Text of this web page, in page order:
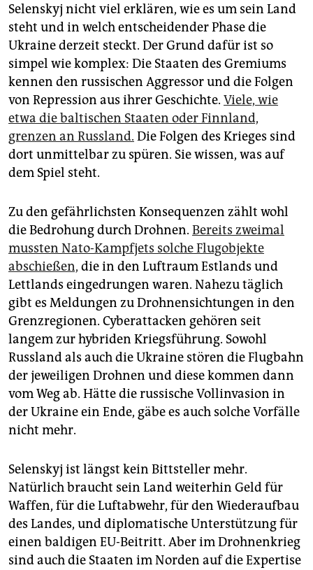
Selenskyj nicht viel erklären, wie es um sein Land
steht und in welch entscheidender Phase die
Ukraine derzeit steckt. Der Grund dafür ist so
simpel wie komplex: Die Staaten des Gremiums
kennen den russischen Aggressor und die Folgen
von Repression aus ihrer Geschichte. Viele, wie
etwa die baltischen Staaten oder Finnland,
grenzen an Russland. Die Folgen des Krieges sind
dort unmittelbar zu spüren. Sie wissen, was auf
dem Spiel steht.
Zu den gefährlichsten Konsequenzen zählt wohl
die Bedrohung durch Drohnen. Bereits zweimal
mussten Nato-Kampfjets solche Flugobjekte
abschießen, die in den Luftraum Estlands und
Lettlands eingedrungen waren. Nahezu täglich
gibt es Meldungen zu Drohnensichtungen in den
Grenzregionen. Cyberattacken gehören seit
langem zur hybriden Kriegsführung. Sowohl
Russland als auch die Ukraine stören die Flugbahn
der jeweiligen Drohnen und diese kommen dann
vom Weg ab. Hätte die russische Vollinvasion in
der Ukraine ein Ende, gäbe es auch solche Vorfälle
nicht mehr.
Selenskyj ist längst kein Bittsteller mehr.
Natürlich braucht sein Land weiterhin Geld für
Waffen, für die Luftabwehr, für den Wiederaufbau
des Landes, und diplomatische Unterstützung für
einen baldigen EU-Beitritt. Aber im Drohnenkrieg
sind auch die Staaten im Norden auf die Expertise